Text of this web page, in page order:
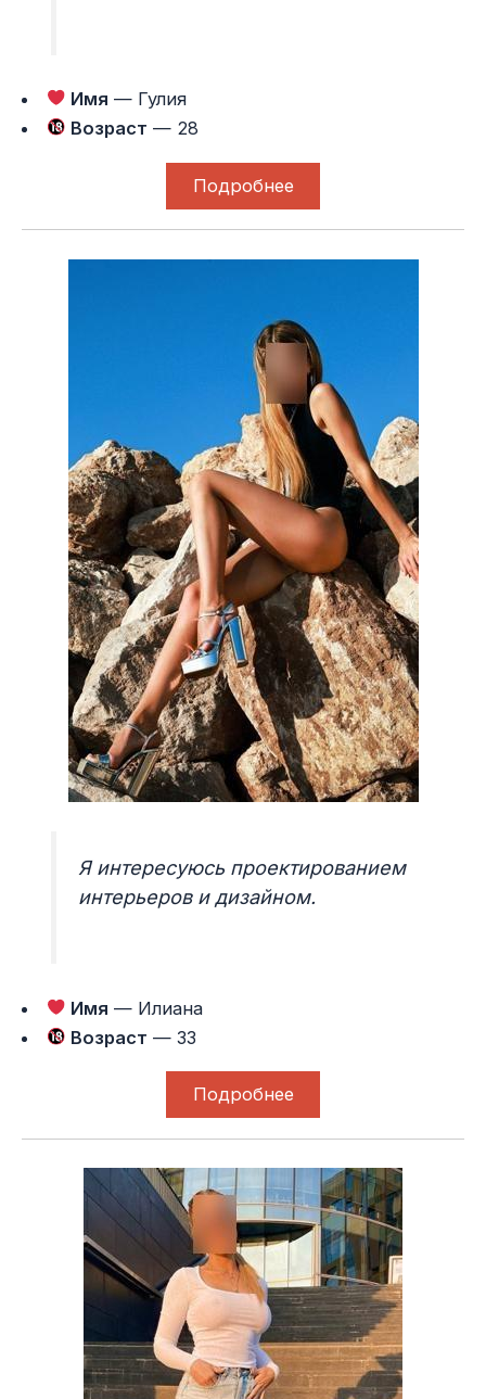
Имя — Гулия
Возраст — 28
Подробнее
Я интересуюсь проектированием
интерьеров и дизайном.
Имя — Илиана
Возраст — 33
Подробнее